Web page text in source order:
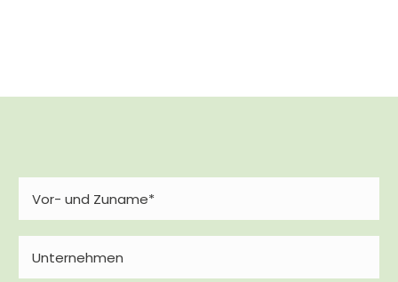
Name
(erforderlich)
Unternehmen